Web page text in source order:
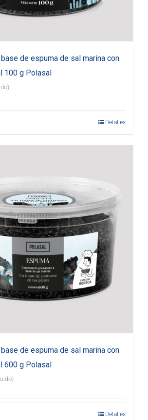
de espuma de sal marina con
100 g Polasal
Detalles
de espuma de sal marina con
600 g Polasal
Detalles